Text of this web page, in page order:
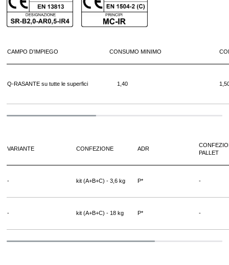
CAMPO D’IMPIEGO CONSUMO MINIMO
Q-RASANTE su tutte le superfici 1,40
VARIANTE CONFEZIONE ADR
PALLET
- kit (A+B+C) - 3,6 kg P* -
- kit (A+B+C) - 18 kg P* -